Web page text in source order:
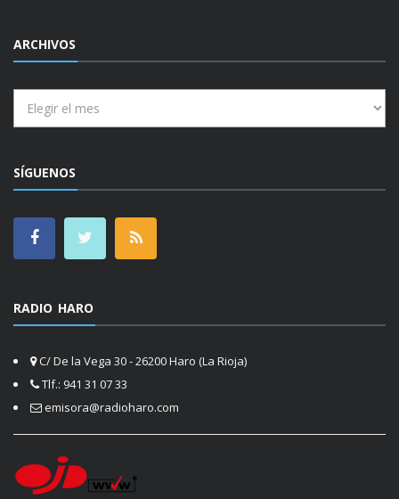
ARCHIVOS
SÍGUENOS
RADIO HARO
C/ De la Vega 30 - 26200 Haro (La Rioja)
Tlf.: 941 31 07 33
emisora@radioharo.com